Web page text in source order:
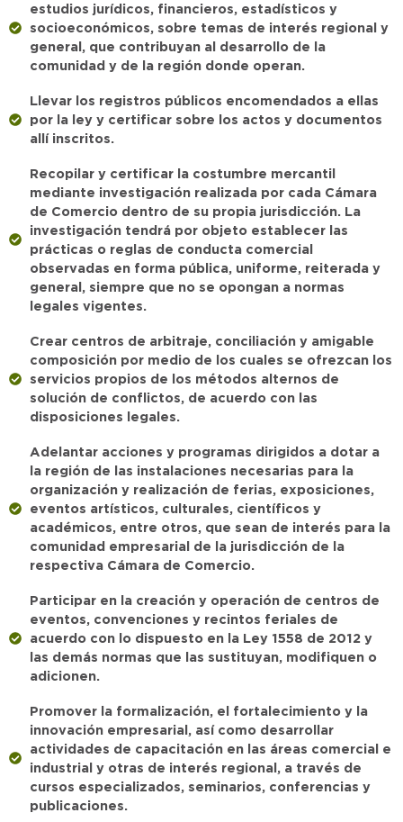
estudios jurídicos, financieros, estadísticos y
socioeconómicos, sobre temas de interés regional y
general, que contribuyan al desarrollo de la
comunidad y de la región donde operan.
Llevar los registros públicos encomendados a ellas
por la ley y certificar sobre los actos y documentos
allí inscritos.
Recopilar y certificar la costumbre mercantil
mediante investigación realizada por cada Cámara
de Comercio dentro de su propia jurisdicción. La
investigación tendrá por objeto establecer las
prácticas o reglas de conducta comercial
observadas en forma pública, uniforme, reiterada y
general, siempre que no se opongan a normas
legales vigentes.
Crear centros de arbitraje, conciliación y amigable
composición por medio de los cuales se ofrezcan los
servicios propios de los métodos alternos de
solución de conflictos, de acuerdo con las
disposiciones legales.
Adelantar acciones y programas dirigidos a dotar a
la región de las instalaciones necesarias para la
organización y realización de ferias, exposiciones,
eventos artísticos, culturales, científicos y
académicos, entre otros, que sean de interés para la
comunidad empresarial de la jurisdicción de la
respectiva Cámara de Comercio.
Participar en la creación y operación de centros de
eventos, convenciones y recintos feriales de
acuerdo con lo dispuesto en la Ley 1558 de 2012 y
las demás normas que las sustituyan, modifiquen o
adicionen.
Promover la formalización, el fortalecimiento y la
innovación empresarial, así como desarrollar
actividades de capacitación en las áreas comercial e
industrial y otras de interés regional, a través de
cursos especializados, seminarios, conferencias y
publicaciones.